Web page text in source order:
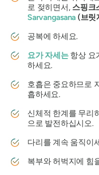
로 젖히면서, 스핑크
Sarvangasana (브릿
공복에 하세요.
요가 자세는항상 요
하세요.
호흡은 중요하므로
흡하세요.
신체적 한계를 무리
으로 발전하십시오.
다리를 계속 움직이
복부와 허벅지에 힘